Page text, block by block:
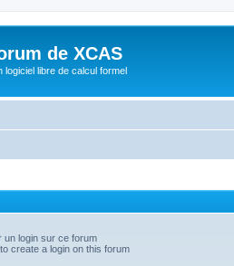
de XCAS
logiciel libre de calcul formel
un login sur ce forum
create a login on this forum